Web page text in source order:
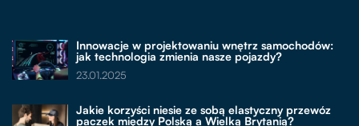
Innowacje w projektowaniu wnętrz samochodów:
jak technologia zmienia nasze pojazdy?
23.01.2025
Jakie korzyści niesie ze sobą elastyczny przewóz
paczek między Polską a Wielką Brytanią?